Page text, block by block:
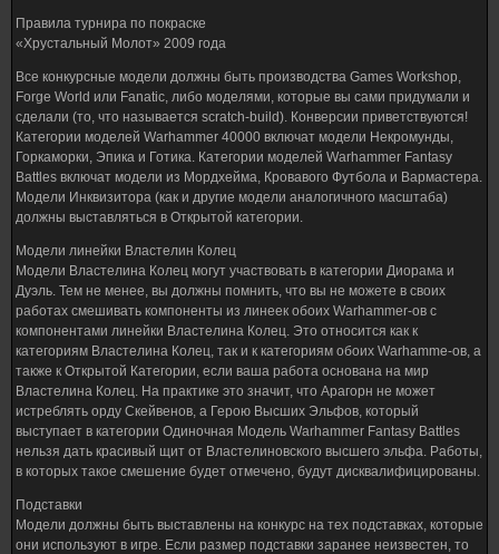
Правила турнира по покраске
«Хрустальный Молот» 2009 года
Все конкурсные модели должны быть производства Games Workshop,
Forge World или Fanatic, либо моделями, которые вы сами придумали и
сделали (то, что называется scratch-build). Конверсии приветствуются!
Категории моделей Warhammer 40000 включат модели Некромунды,
Горкаморки, Эпика и Готика. Категории моделей Warhammer Fantasy
Battles включат модели из Мордхейма, Кровавого Футбола и Вармастера.
Модели Инквизитора (как и другие модели аналогичного масштаба)
должны выставляться в Открытой категории.
Модели линейки Властелин Колец
Модели Властелина Колец могут участвовать в категории Диорама и
Дуэль. Тем не менее, вы должны помнить, что вы не можете в своих
работах смешивать компоненты из линеек обоих Warhammer-ов с
компонентами линейки Властелина Колец. Это относится как к
категориям Властелина Колец, так и к категориям обоих Warhamme-ов, а
также к Открытой Категории, если ваша работа основана на мир
Властелина Колец. На практике это значит, что Арагорн не может
истреблять орду Скейвенов, а Герою Высших Эльфов, который
выступает в категории Одиночная Модель Warhammer Fantasy Battles
нельзя дать красивый щит от Властелиновского высшего эльфа. Работы,
в которых такое смешение будет отмечено, будут дисквалифицированы.
Подставки
Модели должны быть выставлены на конкурс на тех подставках, которые
они используют в игре. Если размер подставки заранее неизвестен, то